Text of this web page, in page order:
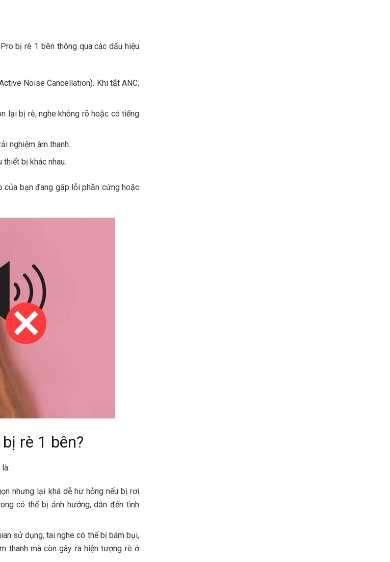
bị rè 1 bên thông qua các dấu hiệu
Noise Cancellation). Khi tắt ANC,
lại bị rè, nghe không rõ hoặc có tiếng
nghiệm âm thanh.
bị khác nhau.
của bạn đang gặp lỗi phần cứng hoặc
rè 1 bên?
nhưng lại khá dễ hư hỏng nếu bị rơi
có thể bị ảnh hưởng, dẫn đến tình
sử dụng, tai nghe có thể bị bám bụi,
thanh mà còn gây ra hiện tượng rè ở